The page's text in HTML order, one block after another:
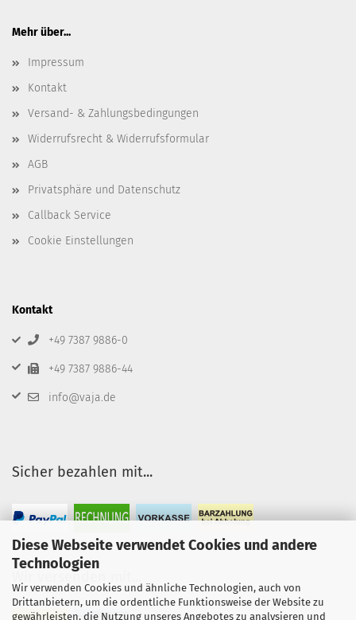
Diese Webseite verwendet Cookies und andere
Technologien
Wir verwenden Cookies und ähnliche Technologien, auch von
Drittanbietern, um die ordentliche Funktionsweise der Website zu
gewährleisten, die Nutzung unseres Angebotes zu analysieren und
Mehr über...
Impressum
Kontakt
Versand- & Zahlungsbedingungen
Widerrufsrecht & Widerrufsformular
AGB
Privatsphäre und Datenschutz
Callback Service
Cookie Einstellungen
Kontakt
+49 7387 9886-0
+49 7387 9886-44
info@vaja.de
Sicher bezahlen mit...
Wir versenden mit...